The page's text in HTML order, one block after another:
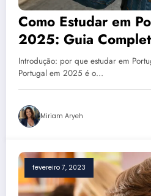
Como Estudar em
2025: Guia
Brasileiros com
Universidades
Introdução: por que estudar em
Portugal em 2025 é o…
Miriam Aryeh
fevereiro 7, 2023